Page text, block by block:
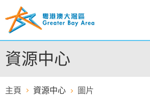
至
容
的
開
資源中心
主頁 資源中心 圖片